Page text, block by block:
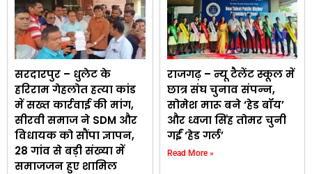
सरदारपुर – धुलेट के
हरिराम गेहलोत हत्या कांड
में सख्त कार्रवाई की मांग,
सीरवी समाज ने SDM और
विधायक को सौंपा ज्ञापन,
28 गांव से बड़ी संख्या में
समाजजन हुए शामिल
राजगढ़ – न्यू टैलेंट स्कूल में
छात्र संघ चुनाव संपन्न,
सोमेश मारू बने ‘हेड बॉय’
और ध्वजा सिंह तोमर चुनी
गईं ‘हेड गर्ल’
Read More »